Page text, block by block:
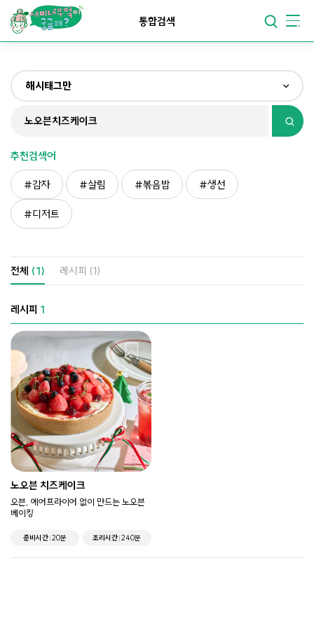
맛있어지는부엌
요리가쉬워지는부엌
통합검색
해시태그만
전체
재료만
해시태그만
추천검색어
감자 살림 볶음밥 생선
디저트
전체 (1) 레시피 (1)
레시피 1
노오븐 치즈케이크
오븐, 에어프라이어 없이 만드는 노오븐
베이킹
준비시간 20분 조리시간 240분